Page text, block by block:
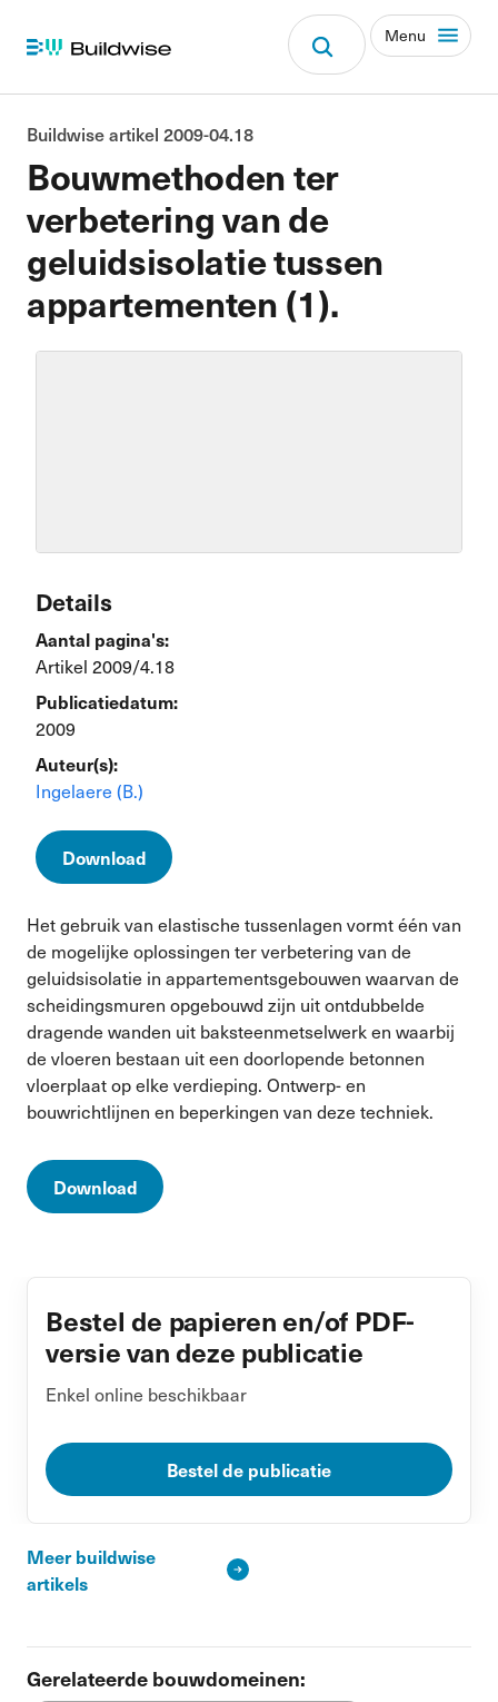
Menu
Bouwmethoden ter
verbetering van de
geluidsisolatie tussen
appartementen (1).
Buildwise artikel 2009-04.18
Details
Aantal pagina's:
Artikel 2009/4.18
Publicatiedatum:
2009
Auteur(s):
Ingelaere (B.)
Download
Het gebruik van elastische tussenlagen vormt één van
de mogelijke oplossingen ter verbetering van de
geluidsisolatie in appartementsgebouwen waarvan de
scheidingsmuren opgebouwd zijn uit ontdubbelde
dragende wanden uit baksteenmetselwerk en waarbij
de vloeren bestaan uit een doorlopende betonnen
vloerplaat op elke verdieping. Ontwerp- en
bouwrichtlijnen en beperkingen van deze techniek.
Download
Bestel de papieren en/of PDF-
versie van deze publicatie
Enkel online beschikbaar
Bestel de publicatie
Meer buildwise
artikels
Gerelateerde bouwdomeinen: